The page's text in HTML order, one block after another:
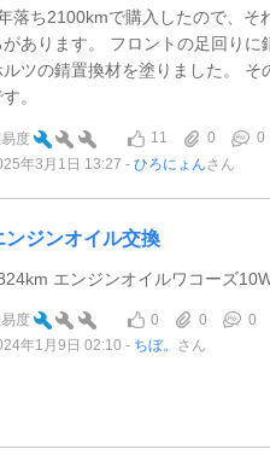
落ち2100kmで購入したので、そ
があります。 フロントの足回りに
ルツの錆置換材を塗りました。 そ
。
度 11 0
0
年3月1日 13:27
ひろにょんさん
ンジンオイル交換
エンジンオイルワコーズ
度 0 0
0
年1月9日 02:10
ちぼ。 さん